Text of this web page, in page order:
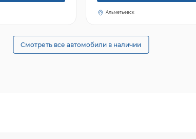
Альметьевск
Смотреть все автомобили в наличии